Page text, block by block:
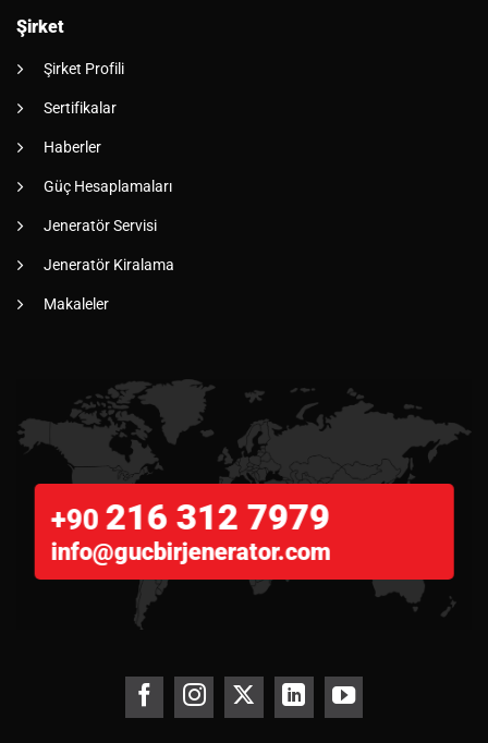
Şirket
Şirket Profili
Sertifikalar
Haberler
Güç Hesaplamaları
Jeneratör Servisi
Jeneratör Kiralama
Makaleler
+90 216 312 7979
info@gucbirjenerator.com